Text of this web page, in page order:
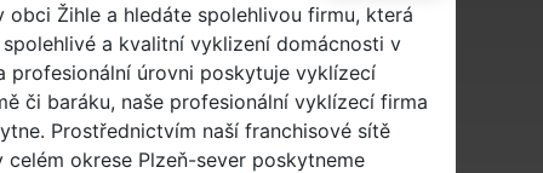
Žihle a hledáte spolehlivou firmu, která
a kvalitní vyklizení domácnosti v
profesionální úrovni poskytuje vyklízecí
či baráku, naše profesionální vyklízecí firma
Prostřednictvím naší franchisové sítě
okrese Plzeň-sever poskytneme